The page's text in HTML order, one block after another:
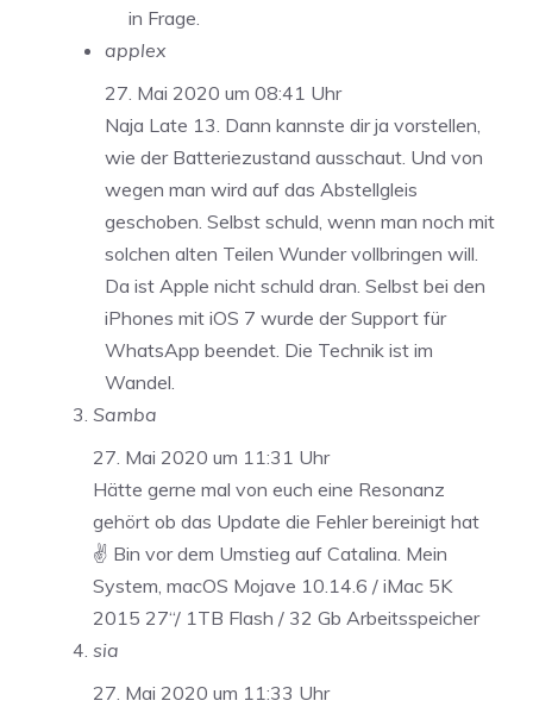
in Frage.
applex
27. Mai 2020 um 08:41 Uhr
Naja Late 13. Dann kannste dir ja vorstellen,
wie der Batteriezustand ausschaut. Und von
wegen man wird auf das Abstellgleis
geschoben. Selbst schuld, wenn man noch mit
solchen alten Teilen Wunder vollbringen will.
Da ist Apple nicht schuld dran. Selbst bei den
iPhones mit iOS 7 wurde der Support für
WhatsApp beendet. Die Technik ist im
Wandel.
Samba
27. Mai 2020 um 11:31 Uhr
Hätte gerne mal von euch eine Resonanz
gehört ob das Update die Fehler bereinigt hat
✌️ Bin vor dem Umstieg auf Catalina. Mein
System, macOS Mojave 10.14.6 / iMac 5K
2015 27“/ 1TB Flash / 32 Gb Arbeitsspeicher
sia
27. Mai 2020 um 11:33 Uhr